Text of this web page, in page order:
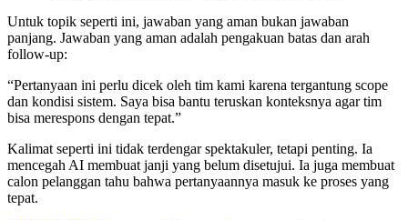
Untuk topik seperti ini, jawaban yang aman bukan jawaban
panjang. Jawaban yang aman adalah pengakuan batas dan arah
follow-up:
“Pertanyaan ini perlu dicek oleh tim kami karena tergantung scope
dan kondisi sistem. Saya bisa bantu teruskan konteksnya agar tim
bisa merespons dengan tepat.”
Kalimat seperti ini tidak terdengar spektakuler, tetapi penting. Ia
mencegah AI membuat janji yang belum disetujui. Ia juga membuat
calon pelanggan tahu bahwa pertanyaannya masuk ke proses yang
tepat.